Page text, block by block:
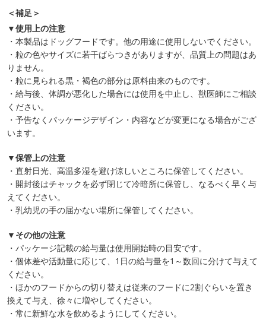
＜補足＞
▼使用上の注意
・本製品はドッグフードです。他の用途に使用しないでください。
・粒の色やサイズに若干ばらつきがありますが、品質上の問題はあ
りません。
・粒に見られる黒・褐色の部分は原料由来のものです。
・給与後、体調が悪化した場合には使用を中止し、獣医師にご相談
ください。
・予告なくパッケージデザイン・内容などが変更になる場合がござ
います。
▼保管上の注意
・直射日光、高温多湿を避け涼しいところに保管してください。
・開封後はチャックを必ず閉じて冷暗所に保管し、なるべく早く与
えてください。
・乳幼児の手の届かない場所に保管してください。
▼その他の注意
・パッケージ記載の給与量は使用開始時の目安です。
・個体差や活動量に応じて、1日の給与量を1～数回に分けて与えて
ください。
・ほかのフードからの切り替えは従来のフードに2割ぐらいを置き
換えて与え、徐々に増やしてください。
・常に新鮮な水を飲めるようにしてください。